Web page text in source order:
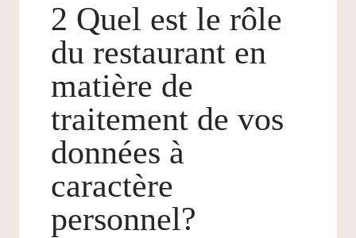
2 Quel est le rôle
du restaurant en
matière de
traitement de vos
données à
caractère
personnel?